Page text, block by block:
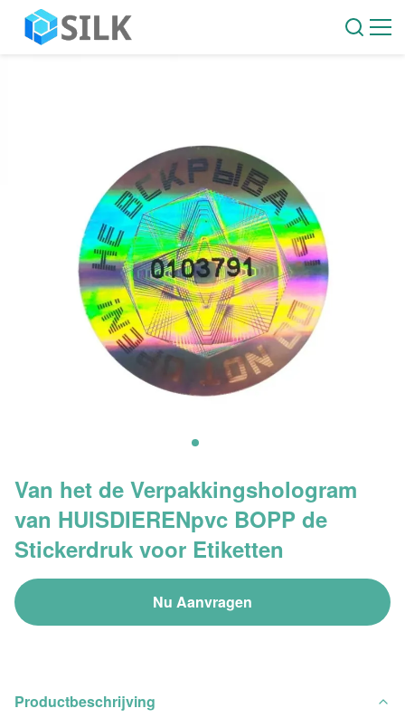
Van het de Verpakkingshologram
van HUISDIERENpvc BOPP de
Stickerdruk voor Etiketten
Nu Aanvragen
Productbeschrijving